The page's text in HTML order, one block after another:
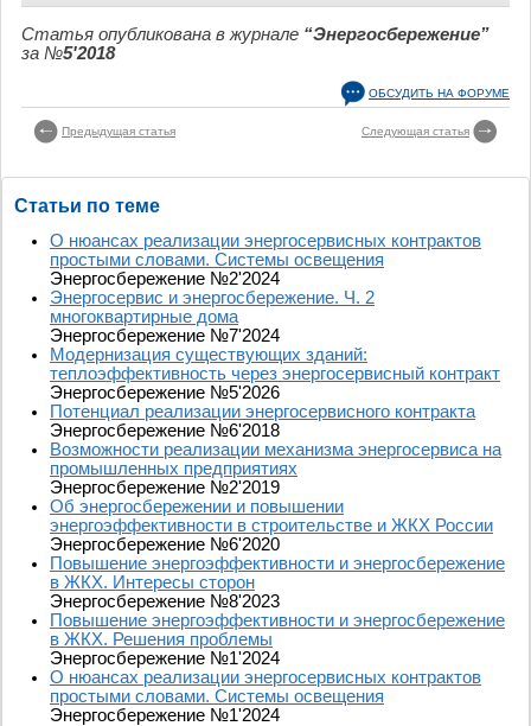
Статья опубликована в журнале “Энергосбережение”
за №5'2018
ОБСУДИТЬ НА ФОРУМЕ
Предыдущая статья Следующая статья
Статьи по теме
О нюансах реализации энергосервисных контрактов
простыми словами. Системы освещения
Энергосбережение №2'2024
Энергосервис и энергосбережение. Ч. 2
многоквартирные дома
Энергосбережение №7'2024
Модернизация существующих зданий:
теплоэффективность через энергосервисный контракт
Энергосбережение №5'2026
Потенциал реализации энергосервисного контракта
Энергосбережение №6'2018
Возможности реализации механизма энергосервиса на
промышленных предприятиях
Энергосбережение №2'2019
Об энергосбережении и повышении
энергоэффективности в строительстве и ЖКХ России
Энергосбережение №6'2020
Повышение энергоэффективности и энергосбережение
в ЖКХ. Интересы сторон
Энергосбережение №8'2023
Повышение энергоэффективности и энергосбережение
в ЖКХ. Решения проблемы
Энергосбережение №1'2024
О нюансах реализации энергосервисных контрактов
простыми словами. Системы освещения
Энергосбережение №1'2024